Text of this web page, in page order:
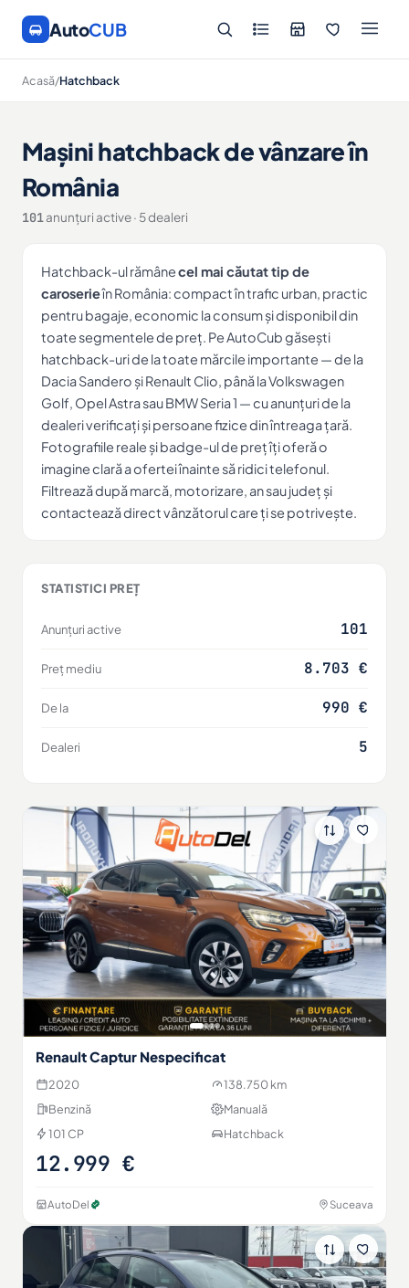
AutoCUB
Acasă/Hatchback
Mașini hatchback de vânzare în
România
101anunțuri active · 5 dealeri
Hatchback-ul rămânecel mai căutat tip de
caroserieîn România: compact în trafic urban, practic
pentru bagaje, economic la consum și disponibil din
toate segmentele de preț. Pe AutoCub găsești
hatchback-uri de la toate mărcile importante — de la
Dacia Sandero și Renault Clio, până la Volkswagen
Golf, Opel Astra sau BMW Seria 1 — cu anunțuri de la
dealeri verificați și persoane fizice din întreaga țară.
Fotografiile reale și badge-ul de preț îți oferă o
imagine clară a ofertei înainte să ridici telefonul.
Filtrează după marcă, motorizare, an sau județ și
contactează direct vânzătorul care ți se potrivește.
STATISTICI PREȚ
Anunțuri active 101
Preț mediu 8.703 €
De la 990 €
Dealeri 5
Renault Captur Nespecificat
2020
138.750 km
Benzină
Manuală
101 CP
Hatchback
12.999 €
AutoDel Suceava